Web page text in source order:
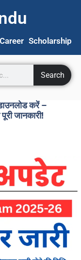
Career Scholarship
Search
करें –
जानकारी!